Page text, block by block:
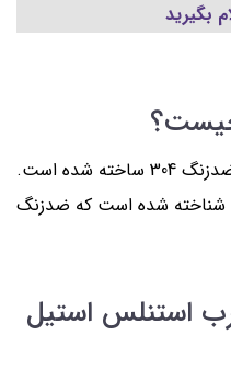
بگیرید
این درب استنلس استیل از استیل ضدزنگ 304 ساخته شده است.
و شناخته شده است که ضدزنگ
استنلس استیل